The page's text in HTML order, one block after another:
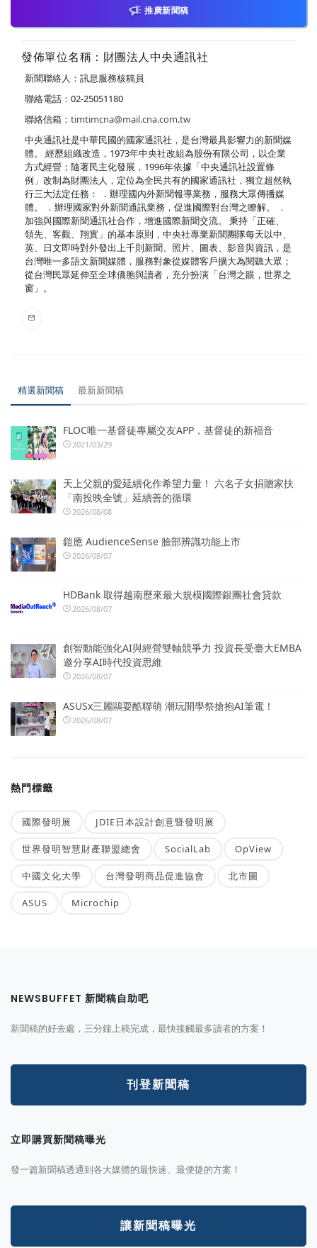
推廣新聞稿
發佈單位名稱：財團法人中央通訊社
新聞聯絡人：訊息服務核稿員
聯絡電話：02-25051180
聯絡信箱： timtimcna@mail.cna.com.tw
中央通訊社是中華民國的國家通訊社，是台灣最具影響力的新聞媒
體。 經歷組織改造，1973年中央社改組為股份有限公司，以企業
方式經營；隨著民主化發展，1996年依據「中央通訊社設置條
例」改制為財團法人，定位為全民共有的國家通訊社，獨立超然執
行三大法定任務： ．辦理國內外新聞報導業務，服務大眾傳播媒
體。 ．辦理國家對外新聞通訊業務，促進國際對台灣之瞭解。 ．
加強與國際新聞通訊社合作，增進國際新聞交流。 秉持「正確、
領先、客觀、翔實」的基本原則，中央社專業新聞團隊每天以中、
英、日文即時對外發出上千則新聞、照片、圖表、影音與資訊，是
台灣唯一多語文新聞媒體，服務對象從媒體客戶擴大為閱聽大眾；
從台灣民眾延伸至全球僑胞與讀者，充分扮演「台灣之眼，世界之
窗」。
精選新聞稿 最新新聞稿
FLOC唯一基督徒專屬交友APP，基督徒的新福音
2021/03/29
天上父親的愛延續化作希望力量！ 六名子女捐贈家扶
「南投映全號」延續善的循環
2026/08/08
鎧應 AudienceSense 臉部辨識功能上市
2026/08/07
HDBank 取得越南歷來最大規模國際銀團社會貸款
2026/08/07
創智動能強化AI與經營雙軸競爭力 投資長受臺大EMBA
邀分享AI時代投資思維
2026/08/07
ASUSx三麗鷗耍酷聯萌 潮玩開學祭搶抱AI筆電！
2026/08/07
熱門標籤
國際發明展 JDIE日本設計創意暨發明展
世界發明智慧財產聯盟總會 SocialLab OpView
中國文化大學 台灣發明商品促進協會 北市圖
ASUS Microchip
NEWSBUFFET 新聞稿自助吧
新聞稿的好去處，三分鐘上稿完成，最快接觸最多讀者的方案！
刊登新聞稿
立即購買新聞稿曝光
發一篇新聞稿透通到各大媒體的最快速、最便捷的方案！
讓新聞稿曝光